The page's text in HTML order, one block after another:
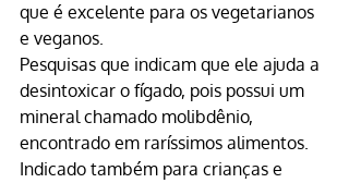
que é excelente para os vegetarianos
e veganos.
Pesquisas que indicam que ele ajuda a
desintoxicar o fígado, pois possui um
mineral chamado molibdênio,
encontrado em raríssimos alimentos.
Indicado também para crianças e